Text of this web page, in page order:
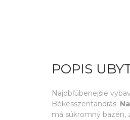
POPIS
Najobľúbenejšie
Békésszentandrás.
má súkromný bazén,